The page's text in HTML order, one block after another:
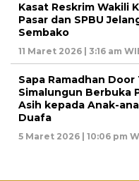
Kasat Reskrim Wakili
Pasar dan SPBU
Sembako
11 Maret 2026 | 3:16 am
Sapa Ramadhan
Simalungun Berbuka
Asih kepada Anak-
Duafa
5 Maret 2026 | 10:06 pm